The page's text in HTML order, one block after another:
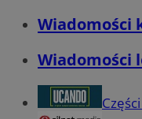
Wiadomości
Wiadomości